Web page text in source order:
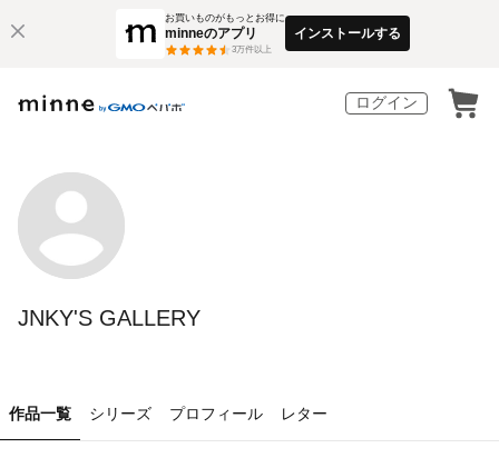
お買いものがもっとお得に
minneのアプリ
3万件以上
インストールする
ログイン
JNKY'S GALLERY
作品一覧 シリーズ プロフィール レター